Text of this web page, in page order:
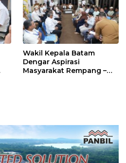
Wakil Kepala Batam
Dengar Aspirasi
Masyarakat Rempang –